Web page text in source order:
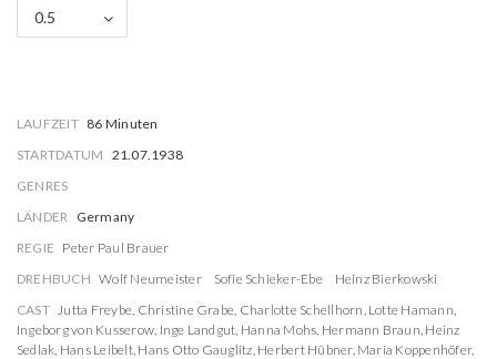
0.5
LAUFZEIT 86 Minuten
STARTDATUM 21.07.1938
GENRES
LÄNDER Germany
REGIE Peter Paul Brauer
DREHBUCH Wolf Neumeister Sofie Schieker-Ebe
Heinz Bierkowski
CAST Jutta Freybe, Christine Grabe, Charlotte Schellhorn, Lotte Hamann,
Ingeborg von Kusserow, Inge Landgut, Hanna Mohs, Hermann Braun, Heinz
Sedlak, Hans Leibelt, Hans Otto Gauglitz, Herbert Hübner, Maria Koppenhöfer,